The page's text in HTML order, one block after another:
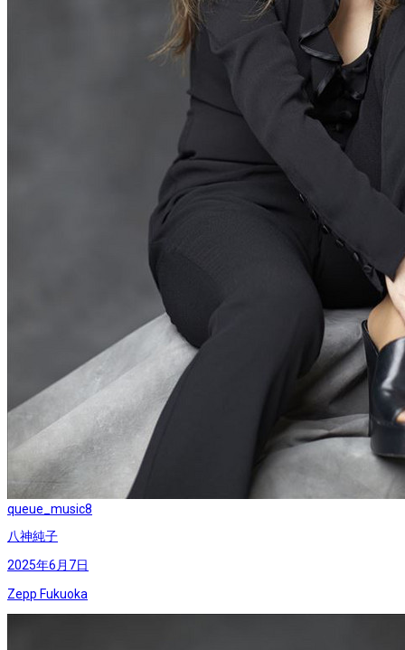
queue_music8
八神純子
2025年6月7日
Zepp Fukuoka